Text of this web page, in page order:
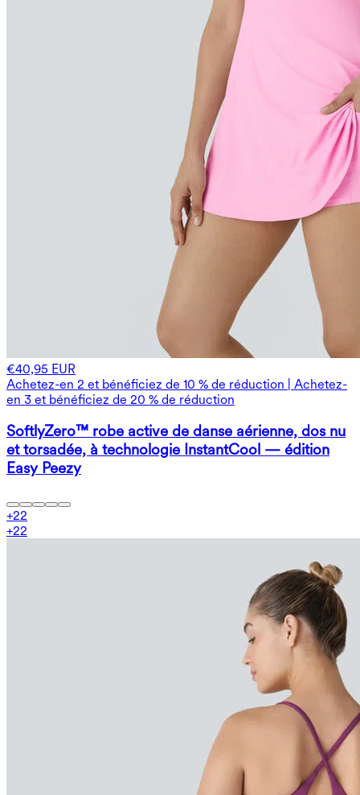
€40,95 EUR
Achetez-en 2 et bénéficiez de 10 % de réduction | Achetez-
en 3 et bénéficiez de 20 % de réduction
SoftlyZero™ robe active de danse aérienne, dos nu
et torsadée, à technologie InstantCool — édition
Easy Peezy
+22
+22